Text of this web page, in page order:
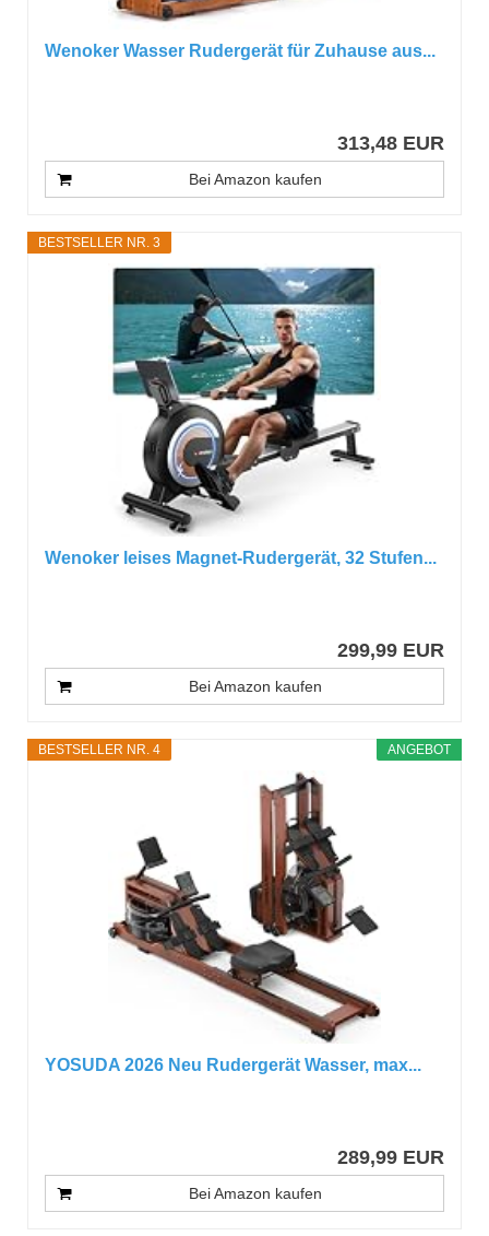
Wenoker Wasser Rudergerät für Zuhause aus...
313,48 EUR
Bei Amazon kaufen
BESTSELLER NR. 3
Wenoker leises Magnet-Rudergerät, 32 Stufen...
299,99 EUR
Bei Amazon kaufen
ANGEBOT
BESTSELLER NR. 4
YOSUDA 2026 Neu Rudergerät Wasser, max...
289,99 EUR
Bei Amazon kaufen